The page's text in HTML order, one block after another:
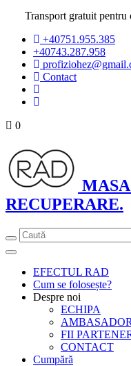
Transport gratuit
+40751.955.385
+40743.287.958
Contact
0
RECUPERARE.
Toggle
navigationEFECTUL RAD
Cum se folosește?
Despre noi
ECHIPA
FII
CONTACT
Cumpără